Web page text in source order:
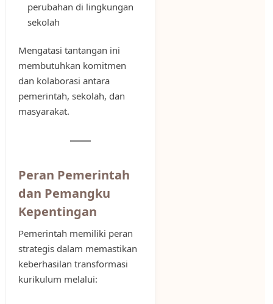
perubahan di lingkungan
sekolah
Mengatasi tantangan ini
membutuhkan komitmen
dan kolaborasi antara
pemerintah, sekolah, dan
masyarakat.
Peran Pemerintah
dan Pemangku
Kepentingan
Pemerintah memiliki peran
strategis dalam memastikan
keberhasilan transformasi
kurikulum melalui: